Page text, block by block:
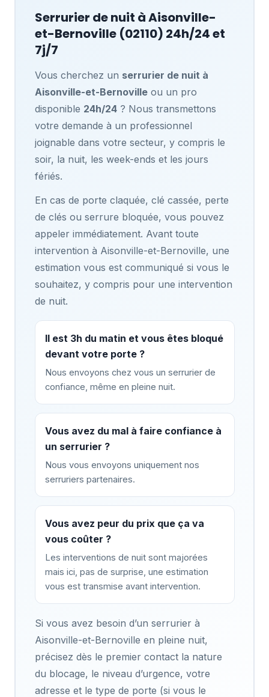
Serrurier de nuit àAisonville-
et-Bernoville(02110) 24h/24 et
7j/7
Vous cherchez un serrurier de nuit à
Aisonville-et-Bernovilleou un pro
disponible 24h/24? Nous transmettons
votre demande à un professionnel
joignable dans votre secteur, y compris le
soir, la nuit, les week-ends et les jours
fériés.
En cas de porte claquée, clé cassée, perte
de clés ou serrure bloquée, vous pouvez
appeler immédiatement. Avant toute
intervention à Aisonville-et-Bernoville, une
estimation vous est communiqué si vous le
souhaitez, y compris pour une intervention
de nuit.
Il est 3h du matin et vous êtes bloqué
devant votre porte ?
Nous envoyons chez vous un serrurier de
confiance, même en pleine nuit.
Vous avez du mal à faire confiance à
un serrurier ?
Nous vous envoyons uniquement nos
serruriers partenaires.
Vous avez peur du prix que ça va
vous coûter ?
Les interventions de nuit sont majorées
mais ici, pas de surprise, une estimation
vous est transmise avant intervention.
Si vous avez besoin d’un serrurier à
Aisonville-et-Bernoville en pleine nuit,
précisez dès le premier contact la nature
du blocage, le niveau d’urgence, votre
adresse et le type de porte (si vous le